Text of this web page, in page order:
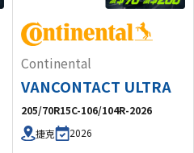
Continental
VANCONTACT ULTRA
205/70R15C-106/104R-2026
捷克
2026